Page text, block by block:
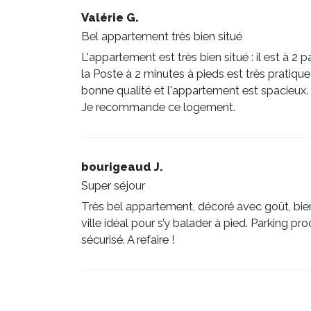
Valérie G.
Bel appartement très bien situé
L'appartement est très bien situé : il est à 2
la Poste à 2 minutes à pieds est très
bonne qualité et l'appartement est
Je recommande ce logement.
bourigeaud J.
Super séjour
Très bel appartement, décoré avec goût,
ville idéal pour s’y balader à pied. Parking
sécurisé. A refaire !